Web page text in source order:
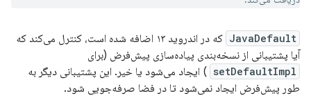
JavaDefault
که در اندروید ۱۳ اضافه شده است، کنترل می‌کند که
آیا پشتیبانی از نسخه‌بندی پیاده‌سازی پیش‌فرض (برای
setDefaultImpl ) ایجاد می‌شود یا خیر. این پشتیبانی دیگر به
طور پیش‌فرض ایجاد نمی‌شود تا در فضا صرفه‌جویی شود.